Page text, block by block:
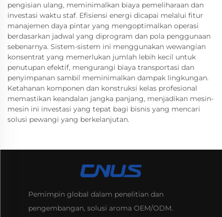
pengisian ulang, meminimalkan biaya pemeliharaan dan
investasi waktu staf. Efisiensi energi dicapai melalui fitur
manajemen daya pintar yang mengoptimalkan operasi
berdasarkan jadwal yang diprogram dan pola penggunaan
sebenarnya. Sistem-sistem ini menggunakan wewangian
konsentrat yang memerlukan jumlah lebih kecil untuk
penutupan efektif, mengurangi biaya transportasi dan
penyimpanan sambil meminimalkan dampak lingkungan.
Ketahanan komponen dan konstruksi kelas profesional
memastikan keandalan jangka panjang, menjadikan mesin-
mesin ini investasi yang tepat bagi bisnis yang mencari
solusi pewangi yang berkelanjutan.
Pemimpin global dalam penelitian dan
pengembangan, solusi aroma OEM/ODM.